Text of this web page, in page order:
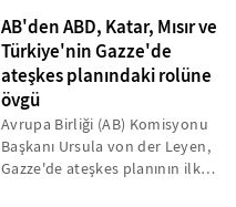
AB'den ABD, Katar, Mısır ve
Türkiye'nin Gazze'de
ateşkes planındaki rolüne
övgü
Avrupa Birliği (AB) Komisyonu
Başkanı Ursula von der Leyen,
Gazze'de ateşkes planının ilk